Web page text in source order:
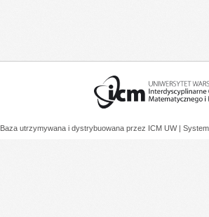
Baza utrzymywana i dystrybuowana przez ICM UW |